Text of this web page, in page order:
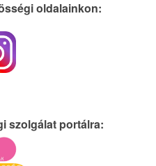
oldalainkon:
szolgálat portálra: